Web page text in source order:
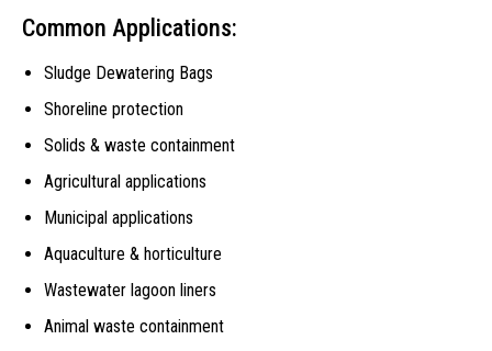
Common Applications:
Sludge Dewatering Bags
Shoreline protection
Solids & waste containment
Agricultural applications
Municipal applications
Aquaculture & horticulture
Wastewater lagoon liners
Animal waste containment